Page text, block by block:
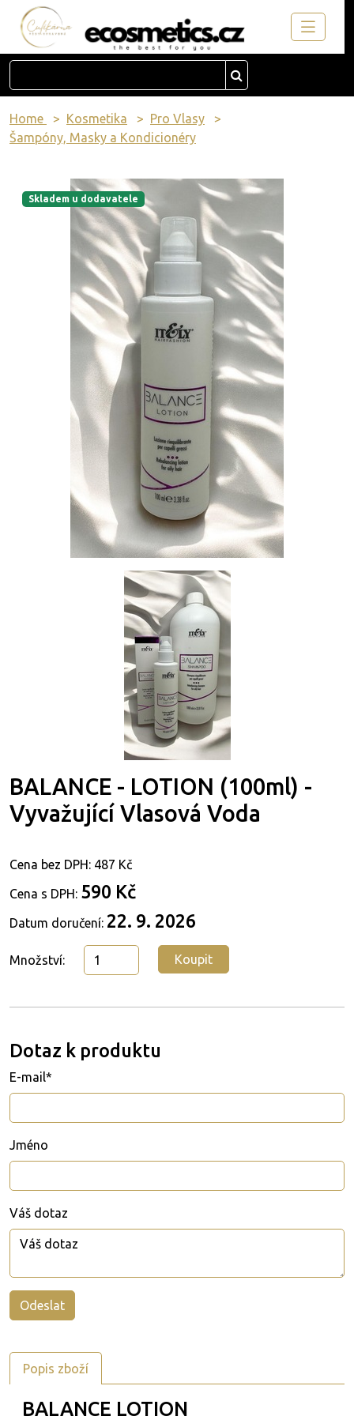
Home Kosmetika
Pro Vlasy
Šampóny, Masky a Kondicionéry
Skladem u dodavatele
BALANCE - LOTION (100ml) -
Vyvažující Vlasová Voda
Cena bez DPH: 487 Kč
Cena s DPH: 590 Kč
Datum doručení: 22. 9. 2026
Množství: Koupit
Dotaz k produktu
E-mail*
Jméno
Váš dotaz
Popis zboží
BALANCE LOTION